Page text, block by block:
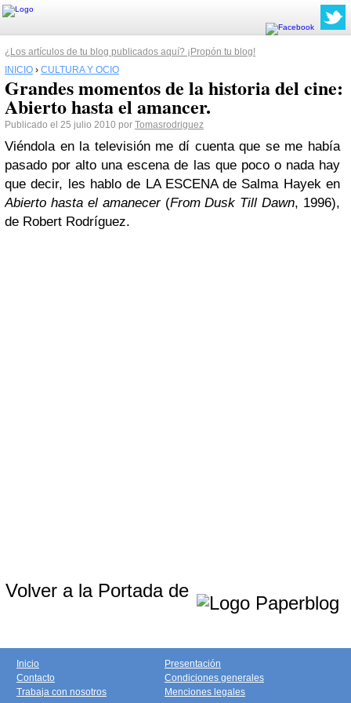
¿Los artículos de tu blog publicados aquí? ¡Propón tu blog!
INICIO › CULTURA Y OCIO
Grandes momentos de la historia del cine:
Abierto hasta el amancer.
Publicado el 25 julio 2010 por Tomasrodriguez
Viéndola en la televisión me dí cuenta que se me había
pasado por alto una escena de las que poco o nada hay
que decir, les hablo de LA ESCENA de Salma Hayeken
Abierto hasta el amanecer(From Dusk Till Dawn, 1996),
de Robert Rodríguez.
Volver a la Portada de
Inicio
Contacto
Trabaja con nosotros
Presentación
Condiciones generales
Menciones legales